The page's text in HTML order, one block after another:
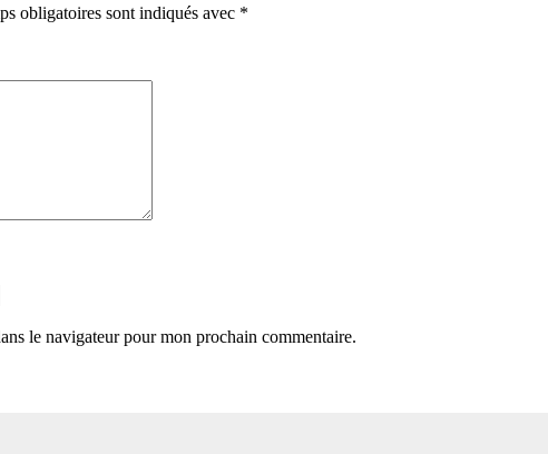
obligatoires sont indiqués avec *
le navigateur pour mon prochain commentaire.